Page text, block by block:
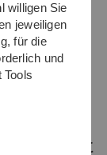
für
wird von
willigen Sie
jeweiligen
für die
und
Tools